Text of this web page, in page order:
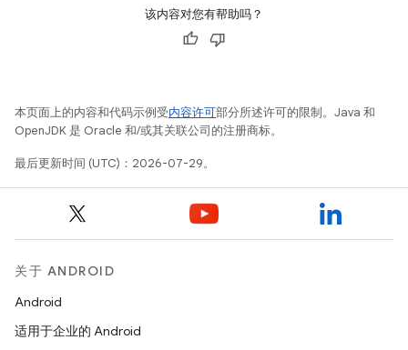
该内容对您有帮助吗？
本页面上的内容和代码示例受内容许可部分所述许可的限制。Java 和
OpenJDK 是 Oracle 和/或其关联公司的注册商标。
最后更新时间 (UTC)：2026-07-29。
关于 ANDROID
Android
适用于企业的 Android